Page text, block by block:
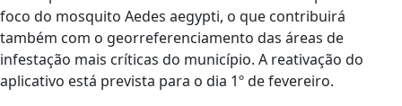
foco do mosquito Aedes aegypti, o que contribuirá
também com o georreferenciamento das áreas de
infestação mais críticas do município. A reativação do
aplicativo está prevista para o dia 1º de fevereiro.